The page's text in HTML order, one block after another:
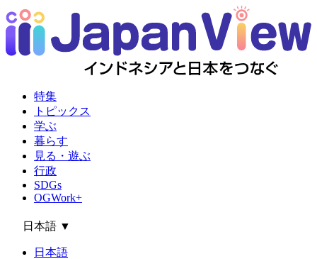
特集
トピックス
学ぶ
暮らす
見る・遊ぶ
行政
SDGs
OGWork+
日本語 ▼
日本語